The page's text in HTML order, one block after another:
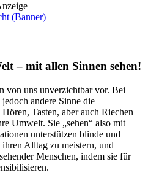
– mit allen Sinnen sehen!
von uns unverzichtbar vor. Bei
andere Sinne die
Tasten, aber auch Riechen
Umwelt. Sie „sehen“ also mit
unterstützen blinde und
Alltag zu meistern, und
Menschen, indem sie für